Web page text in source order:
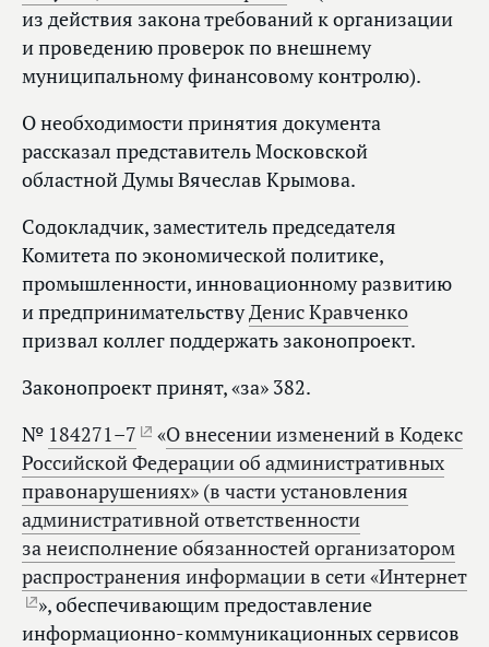
из действия закона требований к организации
и проведению проверок по внешнему
муниципальному финансовому контролю).
О необходимости принятия документа
рассказал представитель Московской
областной Думы Вячеслав Крымова.
Содокладчик, заместитель председателя
Комитета по экономической политике,
промышленности, инновационному развитию
и предпринимательствуДенис Кравченко
призвал коллег поддержать законопроект.
Законопроект принят, «за» 382.
№ 184271–7 «О внесении изменений в Кодекс
Российской Федерации об административных
правонарушениях» (в части установления
административной ответственности
за неисполнение обязанностей организатором
распространения информации в сети «Интернет
», обеспечивающим предоставление
информационно-коммуникационных сервисов